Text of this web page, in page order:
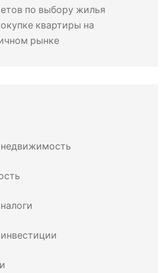
по выбору жилья
квартиры на
рынке